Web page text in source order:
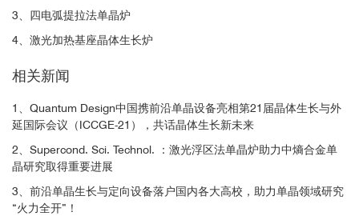
3、四电弧提拉法单晶炉
4、激光加热基座晶体生长炉
相关新闻
1、Quantum Design中国携前沿单晶设备亮相第21届晶体生长与外
延国际会议（ICCGE-21），共话晶体生长新未来
2、Supercond. Sci. Technol. ：激光浮区法单晶炉助力中熵合金单
晶研究取得重要进展
3、前沿单晶生长与定向设备落户国内各大高校，助力单晶领域研究
“火力全开”！